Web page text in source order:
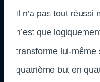
Il n’a pas tout réussi
n’est que
transforme lui-même
quatrième but en